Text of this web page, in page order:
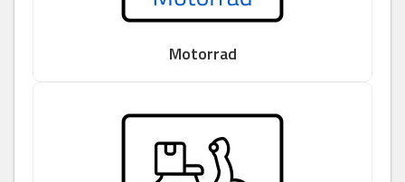
Motorrad